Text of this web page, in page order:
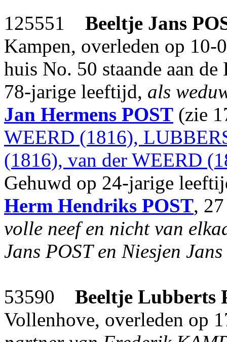
125551 Beeltje Jans
Kampen, overleden op
huis No. 50 staande aan
78-jarige leeftijd, als
Jan Hermens POST (zie
WEERD (1816),
(1816), van der WEERD
Gehuwd op 24-jarige
Herm Hendriks POST,
volle neef en nicht van
Jans POST en Niesjen
53590 Beeltje Lubberts
Vollenhove, overleden op